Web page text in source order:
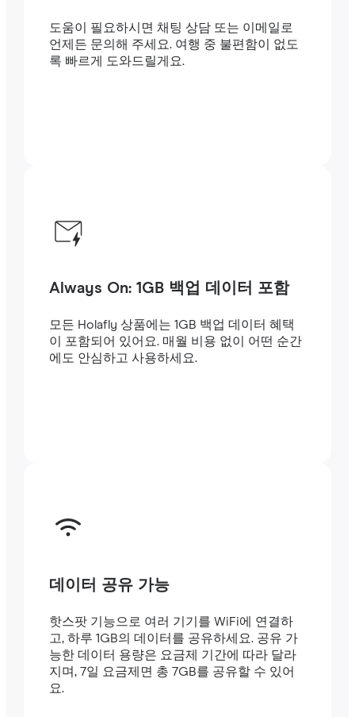
도움이 필요하시면 채팅 상담 또는 이메일로
언제든 문의해 주세요. 여행 중 불편함이 없도
록 빠르게 도와드릴게요.
Always On: 1GB 백업 데이터 포함
모든 Holafly 상품에는 1GB 백업 데이터 혜택
이 포함되어 있어요. 매월 비용 없이 어떤 순간
에도 안심하고 사용하세요.
데이터 공유 가능
핫스팟 기능으로 여러 기기를 WiFi에 연결하
고, 하루 1GB의 데이터를 공유하세요. 공유 가
능한 데이터 용량은 요금제 기간에 따라 달라
지며, 7일 요금제면 총 7GB를 공유할 수 있어
요.